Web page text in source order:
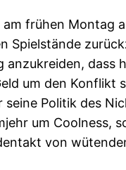
frühen Montag
Spielstände
dass
um den Konflikt
Politik des
um Coolness,
von